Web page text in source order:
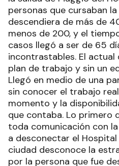
personas que cursaban
descendiera de más de
menos de 200, y el
casos llegó a ser de 65
incontrastables. El
plan de trabajo y sin un
Llegó en medio de una
sin conocer el trabajo
momento y la
que contaba. Lo primero
toda comunicación con
a desconectar el Hospital
ciudad desconoce la
por la persona que fue